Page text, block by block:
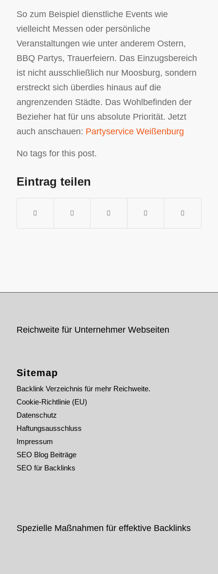
So zum Beispiel dienstliche Events wie
vielleicht Messen oder persönliche
Veranstaltungen wie unter anderem Ostern,
BBQ Partys, Trauerfeiern. Das Einzugsbereich
ist nicht ausschließlich nur Moosburg, sondern
erstreckt sich überdies hinaus auf die
angrenzenden Städte. Das Wohlbefinden der
Bezieher hat für uns absolute Priorität. Jetzt
auch anschauen: Partyservice Weißenburg
No tags for this post.
Eintrag teilen
Reichweite für Unternehmer Webseiten
Sitemap
Backlink Verzeichnis für mehr Reichweite.
Cookie-Richtlinie (EU)
Datenschutz
Haftungsausschluss
Impressum
SEO Blog Beiträge
SEO für Backlinks
Spezielle Maßnahmen für effektive Backlinks